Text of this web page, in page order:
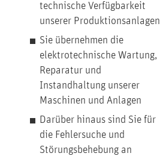
technische Verfügbarkeit
unserer Produktionsanlagen
Sie übernehmen die
elektrotechnische Wartung,
Reparatur und
Instandhaltung unserer
Maschinen und Anlagen
Darüber hinaus sind Sie für
die Fehlersuche und
Störungsbehebung an